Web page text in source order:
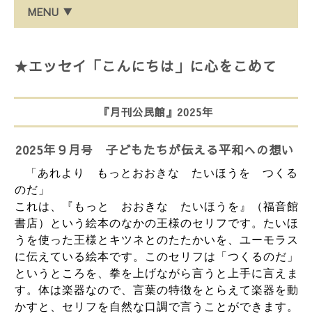
MENU ▼
★エッセイ「こんにちは」に心をこめて
『月刊公民館』2025年
2025年９月号 子どもたちが伝える平和への想い
「あれより もっとおおきな たいほうを つくる
のだ」
これは、『もっと おおきな たいほうを』（福音館
書店）という絵本のなかの王様のセリフです。たいほ
うを使った王様とキツネとのたたかいを、ユーモラス
に伝えている絵本です。このセリフは「つくるのだ」
というところを、拳を上げながら言うと上手に言えま
す。体は楽器なので、言葉の特徴をとらえて楽器を動
かすと、セリフを自然な口調で言うことができます。